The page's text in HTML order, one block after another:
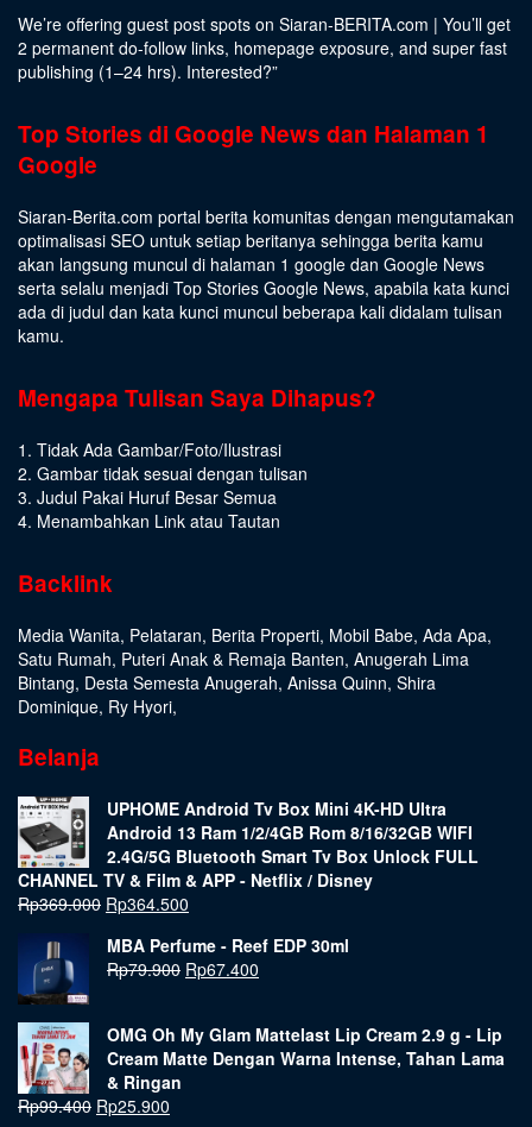
We’re offering guest post spots on Siaran-BERITA.com | You’ll get
2 permanent do-follow links, homepage exposure, and super fast
publishing (1–24 hrs). Interested?”
Top Stories di Google News dan Halaman 1
Google
Siaran-Berita.com portal berita komunitas dengan mengutamakan
optimalisasi SEO untuk setiap beritanya sehingga berita kamu
akan langsung muncul di halaman 1 google dan Google News
serta selalu menjadi Top Stories Google News, apabila kata kunci
ada di judul dan kata kunci muncul beberapa kali didalam tulisan
kamu.
Mengapa Tulisan Saya Dihapus?
1. Tidak Ada Gambar/Foto/Ilustrasi
2. Gambar tidak sesuai dengan tulisan
3. Judul Pakai Huruf Besar Semua
4. Menambahkan Link atau Tautan
Backlink
Media Wanita, Pelataran, Berita Properti, Mobil Babe, Ada Apa,
Satu Rumah, Puteri Anak & Remaja Banten, Anugerah Lima
Bintang, Desta Semesta Anugerah, Anissa Quinn, Shira
Dominique, Ry Hyori,
Belanja
UPHOME Android Tv Box Mini 4K-HD Ultra
Android 13 Ram 1/2/4GB Rom 8/16/32GB WIFI
2.4G/5G Bluetooth Smart Tv Box Unlock FULL
CHANNEL TV & Film & APP - Netflix / Disney
Rp369.000 Rp364.500
MBA Perfume - Reef EDP 30ml
Rp79.900 Rp67.400
OMG Oh My Glam Mattelast Lip Cream 2.9 g - Lip
Cream Matte Dengan Warna Intense, Tahan Lama
& Ringan
Rp99.400 Rp25.900